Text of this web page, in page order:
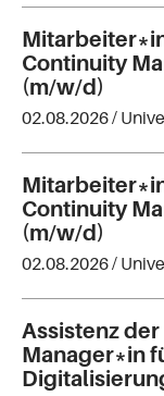
Continuity
(m/w/d)
02.08.2026 /
Continuity
(m/w/d)
02.08.2026 /
Assistenz
Manager*in